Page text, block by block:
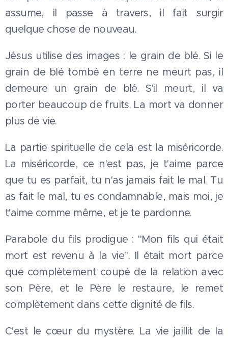
assume, il passe à travers, il fait surgir
quelque chose de nouveau.
Jésus utilise des images : le grain de blé. Si le
grain de blé tombé en terre ne meurt pas, il
demeure un grain de blé. S'il meurt, il va
porter beaucoup de fruits. La mort va donner
plus de vie.
La partie spirituelle de cela est la miséricorde.
La miséricorde, ce n'est pas, je t'aime parce
que tu es parfait, tu n'as jamais fait le mal. Tu
as fait le mal, tu es condamnable, mais moi, je
t'aime comme même, et je te pardonne.
Parabole du fils prodigue : "Mon fils qui était
mort est revenu à la vie". Il était mort parce
que complètement coupé de la relation avec
son Père, et le Père le restaure, le remet
complètement dans cette dignité de fils.
C'est le cœur du mystère. La vie jaillit de la